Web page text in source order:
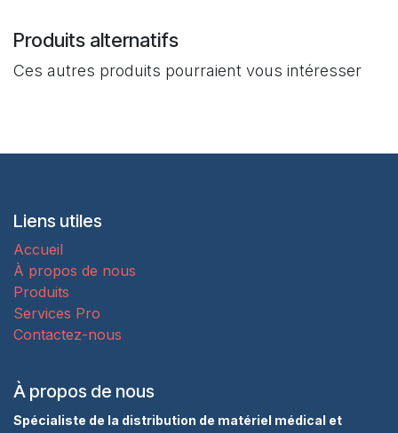
Produits alternatifs
Ces autres produits pourraient vous intéresser
Liens utiles
Accueil
À propos de nous
Produits
Services Pro
Contactez-nous
À propos de nous
Spécialiste de la distribution de matériel médical et